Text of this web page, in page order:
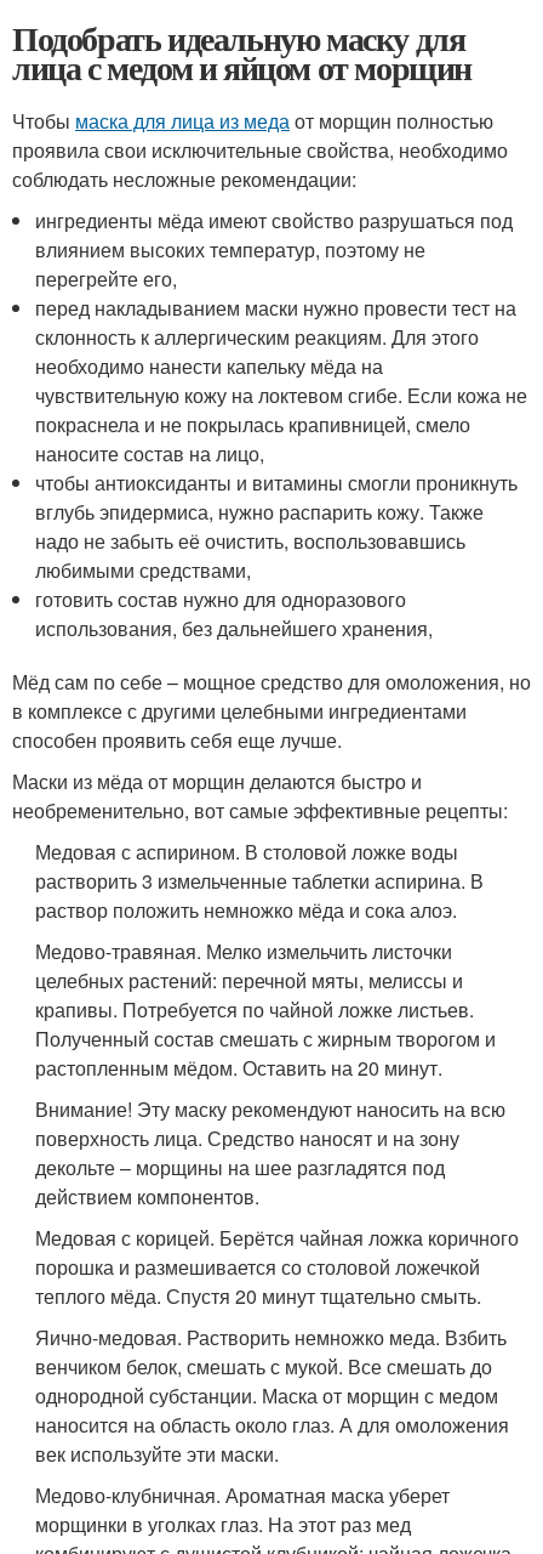
Подобрать идеальную маску для
лица с медом и яйцом от морщин
Чтобы маска для лица из медаот морщин полностью
проявила свои исключительные свойства, необходимо
соблюдать несложные рекомендации:
ингредиенты мёда имеют свойство разрушаться под
влиянием высоких температур, поэтому не
перегрейте его,
перед накладыванием маски нужно провести тест на
склонность к аллергическим реакциям. Для этого
необходимо нанести капельку мёда на
чувствительную кожу на локтевом сгибе. Если кожа не
покраснела и не покрылась крапивницей, смело
наносите состав на лицо,
чтобы антиоксиданты и витамины смогли проникнуть
вглубь эпидермиса, нужно распарить кожу. Также
надо не забыть её очистить, воспользовавшись
любимыми средствами,
готовить состав нужно для одноразового
использования, без дальнейшего хранения,
Мёд сам по себе – мощное средство для омоложения, но
в комплексе с другими целебными ингредиентами
способен проявить себя еще лучше.
Маски из мёда от морщин делаются быстро и
необременительно, вот самые эффективные рецепты:
Медовая с аспирином. В столовой ложке воды
растворить 3 измельченные таблетки аспирина. В
раствор положить немножко мёда и сока алоэ.
Медово-травяная. Мелко измельчить листочки
целебных растений: перечной мяты, мелиссы и
крапивы. Потребуется по чайной ложке листьев.
Полученный состав смешать с жирным творогом и
растопленным мёдом. Оставить на 20 минут.
Внимание! Эту маску рекомендуют наносить на всю
поверхность лица. Средство наносят и на зону
декольте – морщины на шее разгладятся под
действием компонентов.
Медовая с корицей. Берётся чайная ложка коричного
порошка и размешивается со столовой ложечкой
теплого мёда. Спустя 20 минут тщательно смыть.
Яично-медовая. Растворить немножко меда. Взбить
венчиком белок, смешать с мукой. Все смешать до
однородной субстанции. Маска от морщин с медом
наносится на область около глаз. А для омоложения
век используйте эти маски.
Медово-клубничная. Ароматная маска уберет
морщинки в уголках глаз. На этот раз мед